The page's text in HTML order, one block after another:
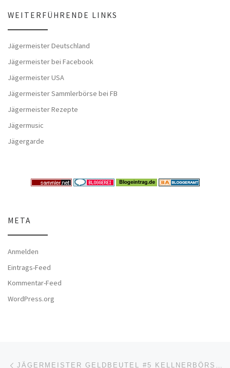
WEITERFÜHRENDE LINKS
Jägermeister Deutschland
Jägermeister bei Facebook
Jägermeister USA
Jägermeister Sammlerbörse bei FB
Jägermeister Rezepte
Jägermusic
Jägergarde
META
Anmelden
Eintrags-Feed
Kommentar-Feed
WordPress.org
Beitragsnavigation JÄGERMEISTER GELDBEUTEL #5 KELLNERBÖRSE #1